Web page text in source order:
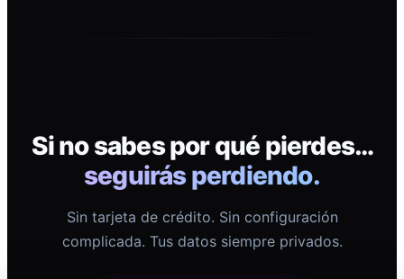
Si no sabes por qué pierdes…
seguirás perdiendo.
Sin tarjeta de crédito. Sin configuración
complicada. Tus datos siempre privados.